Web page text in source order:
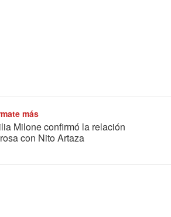
más
Milone confirmó la relación
con Nito Artaza